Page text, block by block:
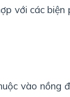
với các
vào nồng